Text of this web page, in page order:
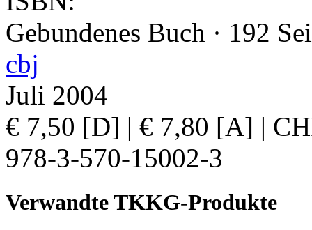
Gebundenes Buch · 192
cbj
Juli 2004
€ 7,50 [D] | € 7,80 [A] |
978-3-570-15002-3
Verwandte TKKG-Produkte